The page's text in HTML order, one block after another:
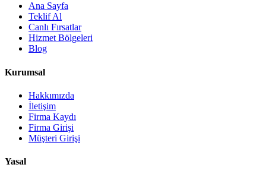
Ana Sayfa
Teklif Al
Canlı Fırsatlar
Hizmet Bölgeleri
Blog
Kurumsal
Hakkımızda
İletişim
Firma Kaydı
Firma Girişi
Müşteri Girişi
Yasal